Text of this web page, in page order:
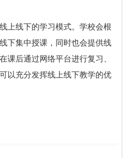
上线下的学习模式。学校会根
下集中授课，同时也会提供线
课后通过网络平台进行复习、
以充分发挥线上线下教学的优